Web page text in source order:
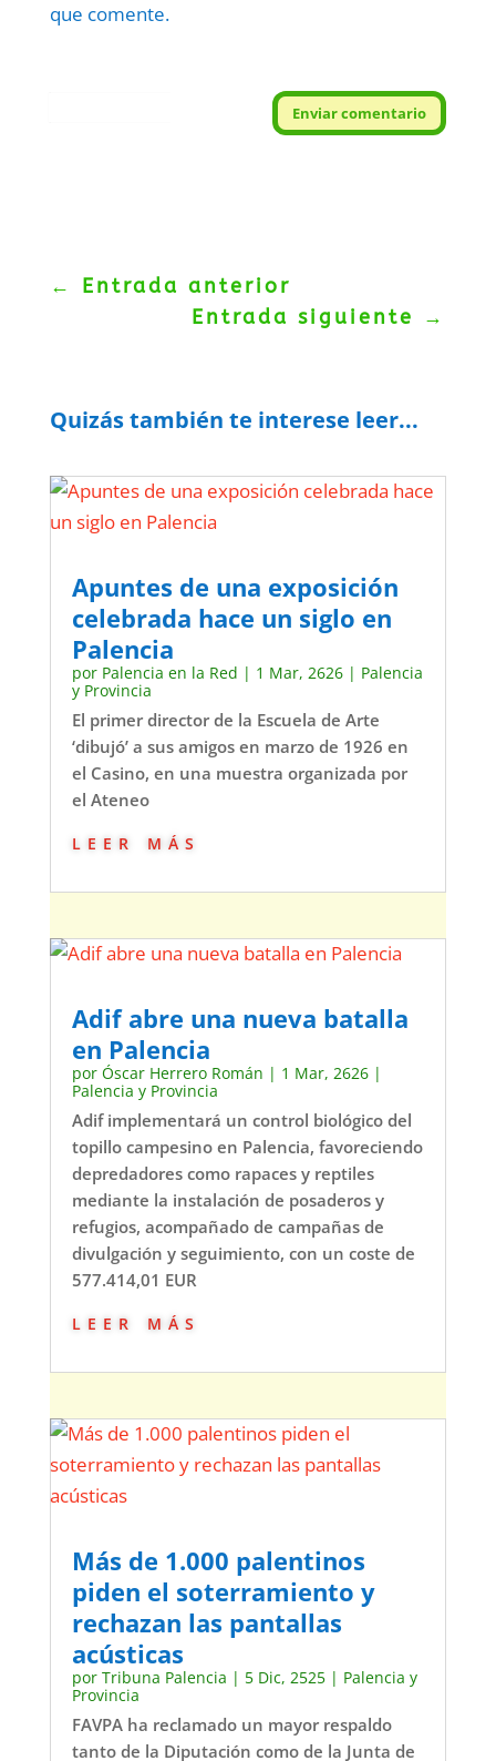
que comente.
Enviar comentario
← Entrada anterior
Entrada siguiente
→
Quizás también te interese leer...
Apuntes de una exposición
celebrada hace un siglo en
Palencia
por Palencia en la Red | 1 Mar, 2626| Palencia
y Provincia
El primer director de la Escuela de Arte
‘dibujó’ a sus amigos en marzo de 1926 en
el Casino, en una muestra organizada por
el Ateneo
leer más
Adif abre una nueva batalla
en Palencia
por Óscar Herrero Román | 1 Mar, 2626|
Palencia y Provincia
Adif implementará un control biológico del
topillo campesino en Palencia, favoreciendo
depredadores como rapaces y reptiles
mediante la instalación de posaderos y
refugios, acompañado de campañas de
divulgación y seguimiento, con un coste de
577.414,01 EUR
leer más
Más de 1.000 palentinos
piden el soterramiento y
rechazan las pantallas
acústicas
por Tribuna Palencia | 5 Dic, 2525| Palencia y
Provincia
FAVPA ha reclamado un mayor respaldo
tanto de la Diputación como de la Junta de